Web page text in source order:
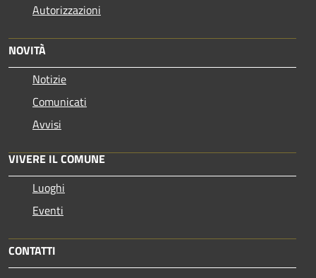
Autorizzazioni
NOVITÀ
Notizie
Comunicati
Avvisi
VIVERE IL COMUNE
Luoghi
Eventi
CONTATTI